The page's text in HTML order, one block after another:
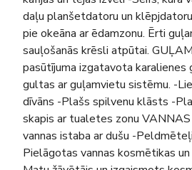
daļu planšetdatoru un
pie okeāna ar ēdamzonu. Ērti
sauļošanās krēsli atpūtai.
pasūtījuma izgatavota karalienes
gultas ar guļamvietu sistēmu. -
dīvāns -Plašs spilvenu klāsts -
skapis ar tualetes zonu
vannas istaba ar dušu -
Pielāgotas vannas kosmētikas